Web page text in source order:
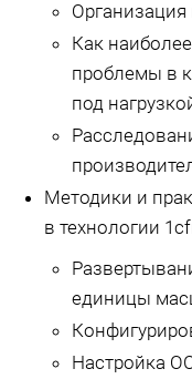
Как
проблемы в
под
Методики и
в технологии
единицы
Настройка